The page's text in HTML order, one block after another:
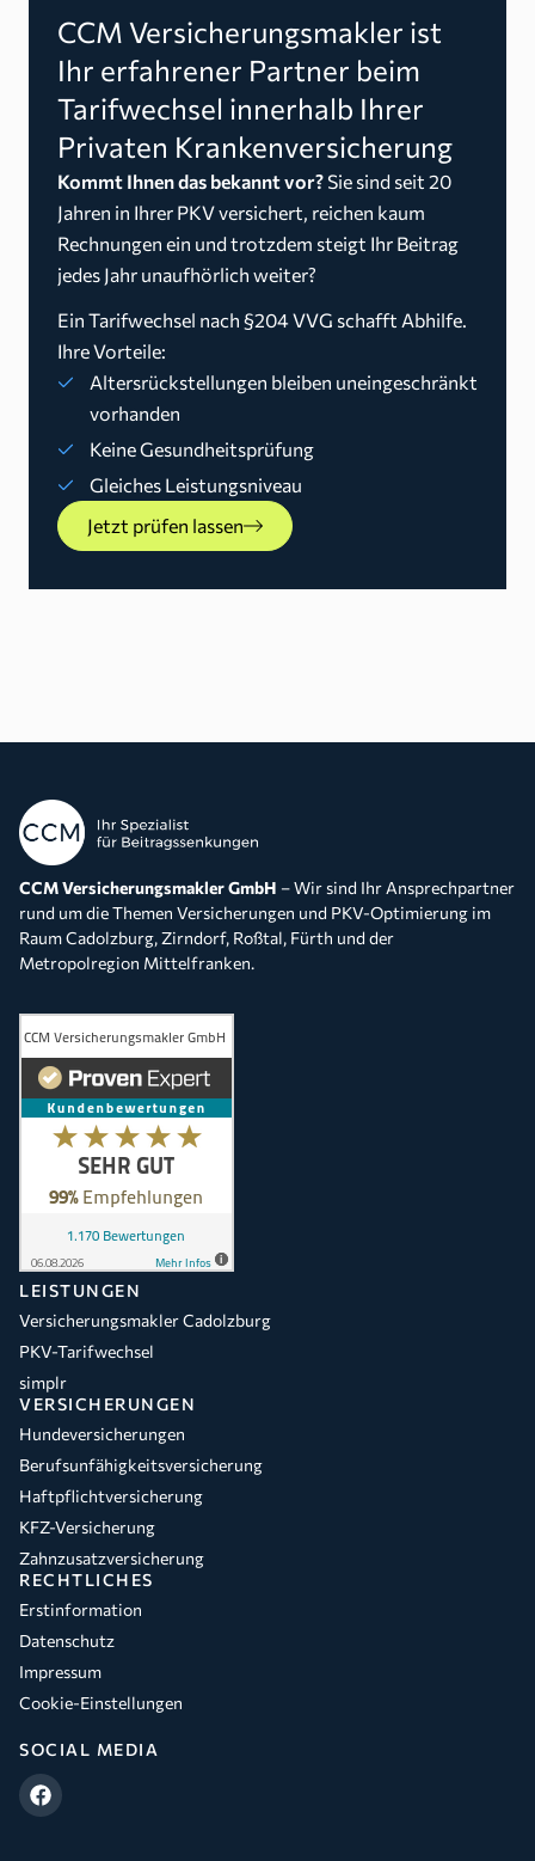
CCM Versicherungsmakler ist
Ihr erfahrener Partner beim
Tarifwechsel innerhalb Ihrer
Privaten Krankenversicherung
Kommt Ihnen das bekannt vor? Sie sind seit 20
Jahren in Ihrer PKV versichert, reichen kaum
Rechnungen ein und trotzdem steigt Ihr Beitrag
jedes Jahr unaufhörlich weiter?
Ein Tarifwechsel nach §204 VVG schafft Abhilfe.
Ihre Vorteile:
Altersrückstellungen bleiben uneingeschränkt
vorhanden
Keine Gesundheitsprüfung
Gleiches Leistungsniveau
Jetzt prüfen lassen
CCM Versicherungsmakler GmbH – Wir sind Ihr Ansprechpartner
rund um die Themen Versicherungen und PKV-Optimierung im
Raum Cadolzburg, Zirndorf, Roßtal, Fürth und der
Metropolregion Mittelfranken.
LEISTUNGEN
Versicherungsmakler Cadolzburg
PKV-Tarifwechsel
simplr
VERSICHERUNGEN
Hundeversicherungen
Berufsunfähigkeitsversicherung
Haftpflichtversicherung
KFZ-Versicherung
Zahnzusatzversicherung
RECHTLICHES
Erstinformation
Datenschutz
Impressum
Cookie-Einstellungen
SOCIAL MEDIA